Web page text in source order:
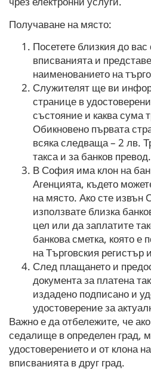
Получаване на място:
Посетете близкия до
вписванията и
наименованието на
Служителят ще ви
странице в
състояние и каква сума
Обикновено първата
всяка следваща – 2 лв.
такса и за банков превод.
В София има клон на
Агенцията, където
на място. Ако сте
използвате близка
цел или да заплатите
банкова сметка, която е
на Търговския
След плащането и
документа за платена
издадено подписано и
удостоверение за
Важно е да отбележите, че
седалище в определен град,
удостоверението и от клона
вписванията в друг град.